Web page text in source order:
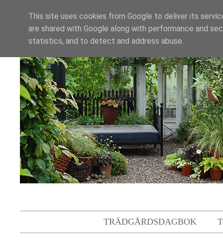
TRÄDGÅRDSDAGBOK
This site uses cookies from Google to deliver its
are shared with Google along with performance and
statistics, and to detect and address abuse.